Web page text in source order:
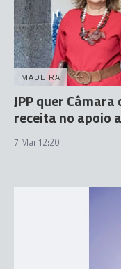
MADEIRA
JPP quer
receita no apoio
7 Mai 12:20